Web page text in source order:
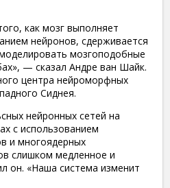
как мозг выполняет
нейронов, сдерживается
мозгоподобные
— сказал Андре ван Шайк.
центра нейроморфных
Сиднея.
нейронных сетей на
с использованием
и многоядерных
слишком медленное и
он. «Наша система изменит